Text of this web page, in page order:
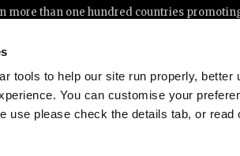
tools to help our site run properly, better
You can customise your
use please check the details tab, or read
more than one hundred countries
thanks to the generous support of New